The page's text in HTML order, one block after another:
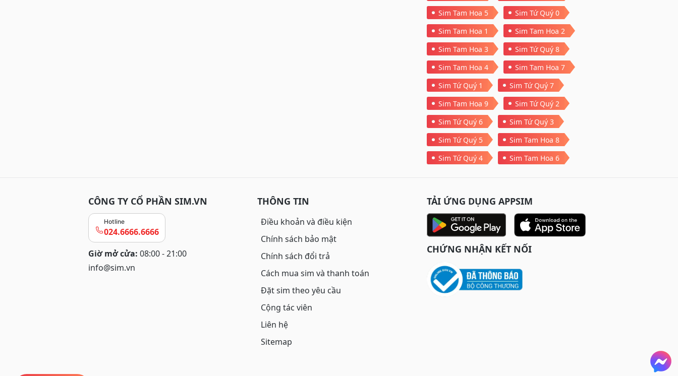
Sim Tam Hoa 5
Sim Tứ Quý 0
Sim Tam Hoa 1
Sim Tam Hoa 2
Sim Tam Hoa 3
Sim Tứ Quý 8
Sim Tam Hoa 4
Sim Tam Hoa 7
Sim Tứ Quý 1
Sim Tứ Quý 7
Sim Tam Hoa 9
Sim Tứ Quý 2
Sim Tứ Quý 6
Sim Tứ Quý 3
Sim Tứ Quý 5
Sim Tam Hoa 8
Sim Tứ Quý 4
Sim Tam Hoa 6
CÔNG TY CỔ PHẦN SIM.VN
Hotline
024.6666.6666
Giờ mở cửa: 08:00 - 21:00
info@sim.vn
THÔNG TIN
Điều khoản và điều kiện
Chính sách bảo mật
Chính sách đổi trả
Cách mua sim và thanh toán
Đặt sim theo yêu cầu
Cộng tác viên
Liên hệ
Sitemap
TẢI ỨNG DỤNG APPSIM
CHỨNG NHẬN KẾT NỐI